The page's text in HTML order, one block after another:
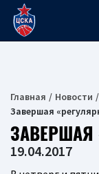
Главная Новости
Завершая
ЗАВЕРШАЯ
19.04.2017